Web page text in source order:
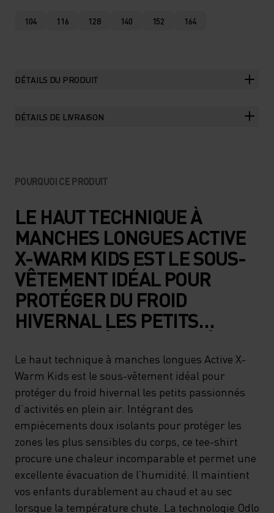
104 116 128 140 152 164
DÉTAILS DU PRODUIT
DÉTAILS DE LIVRAISON
POURQUOI CE PRODUIT
LE HAUT TECHNIQUE À
MANCHES LONGUES ACTIVE
X-WARM KIDS EST LE SOUS-
VÊTEMENT IDÉAL POUR
PROTÉGER DU FROID
HIVERNAL LES PETITS
PLEIN AIR. INTÉGRANT DES
EMPIÈCEMENTS DOUX
ISOLANTS POUR PROTÉGER
LES ZONES LES PLUS
SENSIBLES DU CORPS, CE
TEE-SHIRT PROCURE UNE
CHALEUR INCOMPARABLE ET
PERMET UNE EXCELLENTE
Le haut technique à manches longues Active X-
Warm Kids est le sous-vêtement idéal pour
protéger du froid hivernal les petits passionnés
d’activités en plein air. Intégrant des
empiècements doux isolants pour protéger les
zones les plus sensibles du corps, ce tee-shirt
procure une chaleur incomparable et permet une
excellente évacuation de l’humidité. Il maintient
vos enfants durablement au chaud et au sec
lorsque la température chute. La technologie Odlo